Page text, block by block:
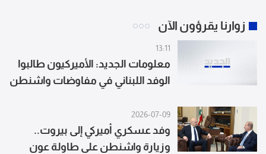
زوارنا يقرؤون الآن
13:11
معلومات الجديد: الأميركيون طالبوا
الوفد اللبناني في مفاوضات واشنطن
2026-07-09
وفد عسكري أميركي إلى بيروت..
وزيارة واشنطن على طاولة عون